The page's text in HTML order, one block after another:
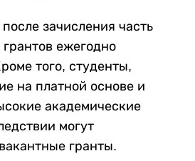
зачисления часть
ежегодно
того, студенты,
на платной основе и
академические
могут
гранты.